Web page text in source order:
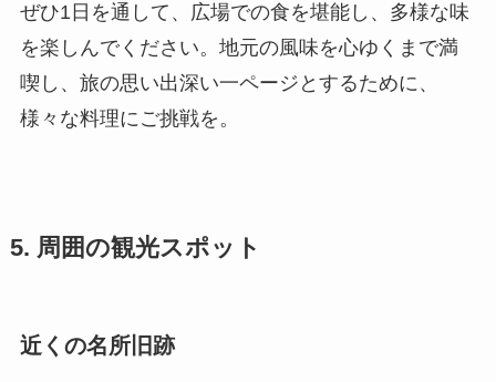
ぜひ1日を通して、広場での食を堪能し、多様な味
を楽しんでください。地元の風味を心ゆくまで満
喫し、旅の思い出深い一ページとするために、
様々な料理にご挑戦を。
5. 周囲の観光スポット
近くの名所旧跡